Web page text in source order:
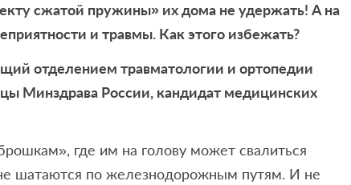
сжатой пружины» их дома не удержать! А на
и травмы. Как этого избежать?
отделением травматологии и ортопедии
Минздрава России, кандидат медицинских
где им на голову может свалиться
шатаются по железнодорожным путям. И не